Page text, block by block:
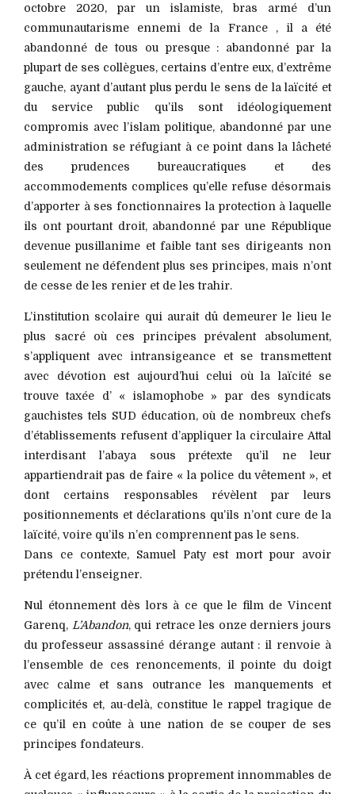
octobre 2020, par un islamiste, bras armé d’un
communautarisme ennemi de la France , il a été
abandonné de tous ou presque : abandonné par la
plupart de ses collègues, certains d’entre eux, d’extrême
gauche, ayant d’autant plus perdu le sens de la laïcité et
du service public qu’ils sont idéologiquement
compromis avec l’islam politique, abandonné par une
administration se réfugiant à ce point dans la lâcheté
des prudences bureaucratiques et des
accommodements complices qu’elle refuse désormais
d’apporter à ses fonctionnaires la protection à laquelle
ils ont pourtant droit, abandonné par une République
devenue pusillanime et faible tant ses dirigeants non
seulement ne défendent plus ses principes, mais n’ont
de cesse de les renier et de les trahir.
L’institution scolaire qui aurait dû demeurer le lieu le
plus sacré où ces principes prévalent absolument,
s’appliquent avec intransigeance et se transmettent
avec dévotion est aujourd’hui celui où la laïcité se
trouve taxée d’ « islamophobe » par des syndicats
gauchistes tels SUD éducation, où de nombreux chefs
d’établissements refusent d’appliquer la circulaire Attal
interdisant l’abaya sous prétexte qu’il ne leur
appartiendrait pas de faire « la police du vêtement », et
dont certains responsables révèlent par leurs
positionnements et déclarations qu’ils n’ont cure de la
laïcité, voire qu’ils n’en comprennent pas le sens.
Dans ce contexte, Samuel Paty est mort pour avoir
prétendu l’enseigner.
Nul étonnement dès lors à ce que le film de Vincent
Garenq, L’Abandon, qui retrace les onze derniers jours
du professeur assassiné dérange autant : il renvoie à
l’ensemble de ces renoncements, il pointe du doigt
avec calme et sans outrance les manquements et
complicités et, au-delà, constitue le rappel tragique de
ce qu’il en coûte à une nation de se couper de ses
principes fondateurs.
À cet égard, les réactions proprement innommables de